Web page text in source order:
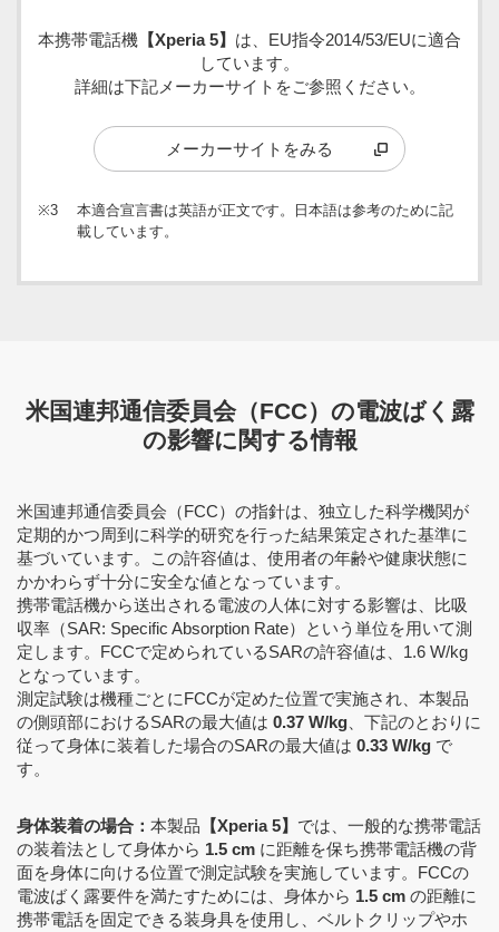
本携帯電話機 【Xperia 5】 は、EU指令2014/53/EUに適合
しています。
詳細は下記メーカーサイトをご参照ください。
メーカーサイトをみる
※3
本適合宣言書は英語が正文です。日本語は参考のために記
載しています。
米国連邦通信委員会（FCC）の電波ばく露
の影響に関する情報
米国連邦通信委員会（FCC）の指針は、独立した科学機関が
定期的かつ周到に科学的研究を行った結果策定された基準に
基づいています。この許容値は、使用者の年齢や健康状態に
かかわらず十分に安全な値となっています。
携帯電話機から送出される電波の人体に対する影響は、比吸
収率（SAR: Specific Absorption Rate）という単位を用いて測
定します。FCCで定められているSARの許容値は、1.6 W/kg
となっています。
測定試験は機種ごとにFCCが定めた位置で実施され、本製品
の側頭部におけるSARの最大値は 0.37 W/kg 、下記のとおりに
従って身体に装着した場合のSARの最大値は 0.33 W/kg で
す。
身体装着の場合： 本製品 【Xperia 5】 では、一般的な携帯電話
の装着法として身体から 1.5 cm に距離を保ち携帯電話機の背
面を身体に向ける位置で測定試験を実施しています。FCCの
電波ばく露要件を満たすためには、身体から 1.5 cm の距離に
携帯電話を固定できる装身具を使用し、ベルトクリップやホ